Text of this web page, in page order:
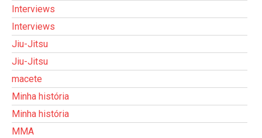
Interviews
Interviews
Jiu-Jitsu
Jiu-Jitsu
macete
Minha história
Minha história
MMA